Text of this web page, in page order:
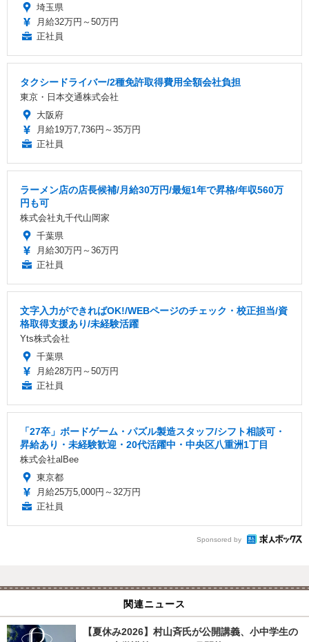
埼玉県
月給32万円～50万円
正社員
タクシードライバー/2種免許取得費用全額会社負担
東京・日本交通株式会社
大阪府
月給19万7,736円～35万円
正社員
ラーメン店の店長候補/月給30万円/最短1年で昇格/年収560万
円も可
株式会社丸千代山岡家
千葉県
月給30万円～36万円
正社員
文字入力ができればOK!/WEBページのチェック・校正担当/資
格取得支援あり/未経験活躍
Yts株式会社
千葉県
月給28万円～50万円
正社員
「27卒」ボードゲーム・パズル製造スタッフ/シフト相談可・
昇給あり・未経験歓迎・20代活躍中・中央区八重洲1丁目
株式会社alBee
東京都
月給25万5,000円～32万円
正社員
Sponsored by
関連ニュース
【夏休み2026】村山斉氏が公開講義、小中学生の